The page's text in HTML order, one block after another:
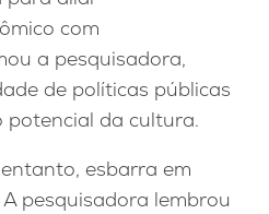
com
a pesquisadora,
de políticas públicas
da cultura.
esbarra em
pesquisadora lembrou